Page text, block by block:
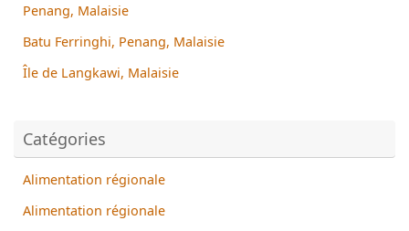
Penang, Malaisie
Batu Ferringhi, Penang, Malaisie
Île de Langkawi, Malaisie
Catégories
Alimentation régionale
Alimentation régionale